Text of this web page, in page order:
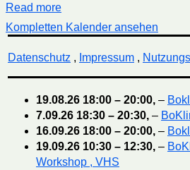
Read more
Kompletten Kalender ansehen
Datenschutz , Impressum,
19.08.26 18:00 – 20:00, –
7.09.26 18:30 – 20:30, –
16.09.26 18:00 – 20:00, –
19.09.26 10:30 – 12:30, –
Workshop , VHS